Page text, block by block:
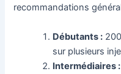
recommandations
Débutants :
sur plusieurs
Intermédiaires :